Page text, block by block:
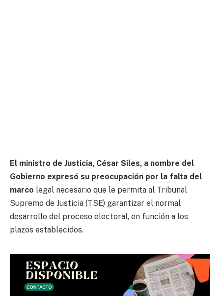
El ministro de Justicia, César Siles, a nombre del
Gobierno expresó su preocupación por la falta del
marco legal necesario que le permita al Tribunal
Supremo de Justicia (TSE) garantizar el normal
desarrollo del proceso electoral, en función a los
plazos establecidos.